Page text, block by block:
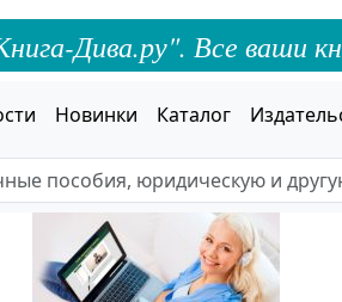
Дива.ру". Все ваши
Новинки Каталог